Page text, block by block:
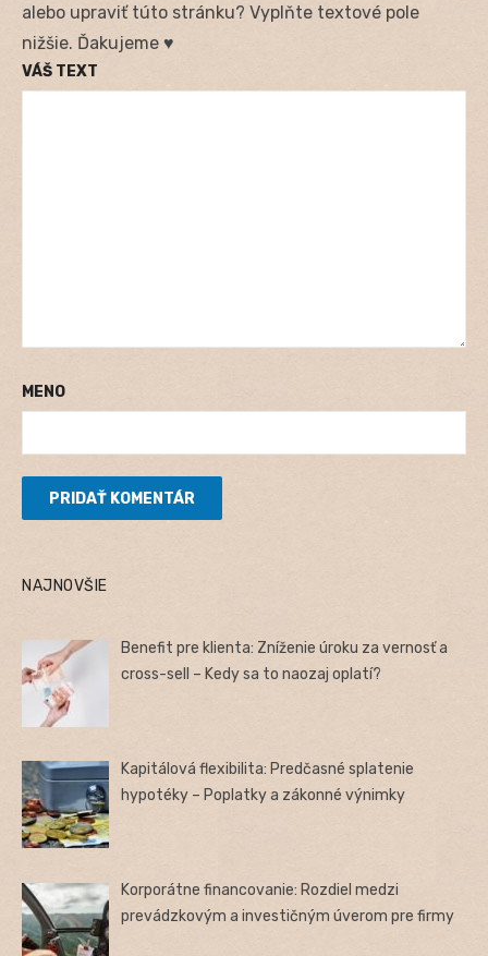
alebo upraviť túto stránku? Vyplňte textové pole
nižšie. Ďakujeme ♥
VÁŠ TEXT
MENO
NAJNOVŠIE
Benefit pre klienta: Zníženie úroku za vernosť a
cross-sell – Kedy sa to naozaj oplatí?
Kapitálová flexibilita: Predčasné splatenie
hypotéky – Poplatky a zákonné výnimky
Korporátne financovanie: Rozdiel medzi
prevádzkovým a investičným úverom pre firmy